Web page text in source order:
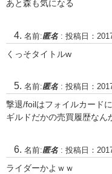
あと森も気になる
名前:匿名 : 投稿日：
くっそタイトルw
名前:匿名 : 投稿日：
撃退/foilはフォイルカード
ギルドだかの売買履歴なん
名前:匿名 : 投稿日：
ライダーかよｗｗ